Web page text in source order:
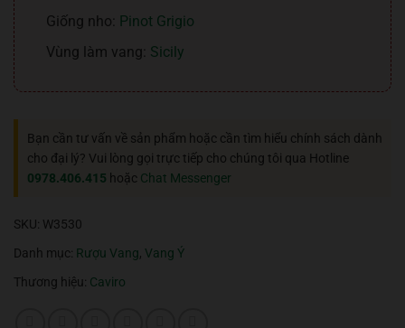
Giống nho: Pinot Grigio
Vùng làm vang: Sicily
Bạn cần tư vấn về sản phẩm hoặc cần tìm hiểu chính sách dành
cho đại lý? Vui lòng gọi trực tiếp cho chúng tôi qua Hotline
0978.406.415 hoặc Chat Messenger
SKU: W3530
Danh mục: Rượu Vang, Vang Ý
Thương hiệu: Caviro